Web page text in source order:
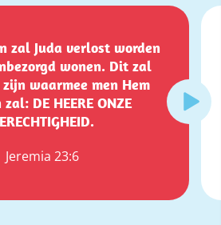
zal Juda verlost worden
wonen. Dit zal
waarmee men Hem
DE HEERE ONZE
Jeremia 23:6